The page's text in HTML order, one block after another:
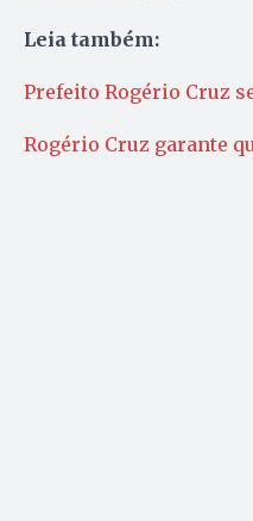
Leia também:
Prefeito Rogério Cruz
Rogério Cruz garante